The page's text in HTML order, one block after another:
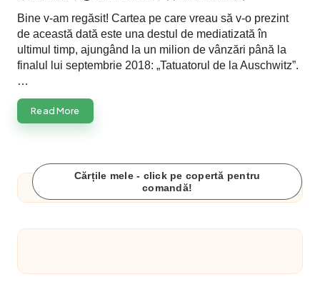
Bine v-am regăsit! Cartea pe care vreau să v-o prezint
de această dată este una destul de mediatizată în
ultimul timp, ajungând la un milion de vânzări până la
finalul lui septembrie 2018: „Tatuatorul de la Auschwitz”.
…
Read More
Cărțile mele - click pe copertă pentru
comandă!